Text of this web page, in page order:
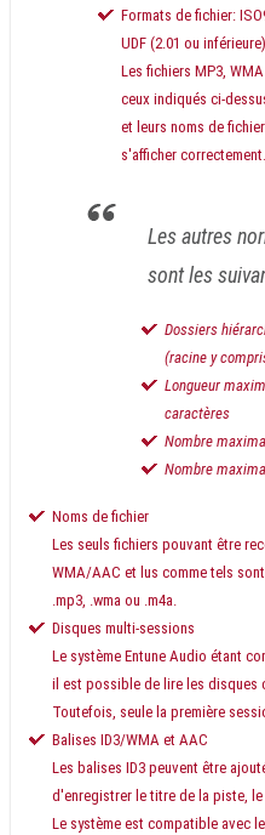
Formats de fichier:
UDF (2.01 ou inférieure)
Les fichiers MP3,
ceux indiqués ci-
et leurs noms de
s'afficher correctement.
Les autres
sont les
Dossiers
(racine y
Longueur
caractères
Nombre
Nombre
Noms de fichier
Les seuls fichiers pouvant être
WMA/AAC et lus comme tels
.mp3, .wma ou .m4a.
Disques multi-sessions
Le système Entune Audio étant
il est possible de lire les disques
Toutefois, seule la première
Balises ID3/WMA et AAC
Les balises ID3 peuvent être
d'enregistrer le titre de la piste,
Le système est compatible avec